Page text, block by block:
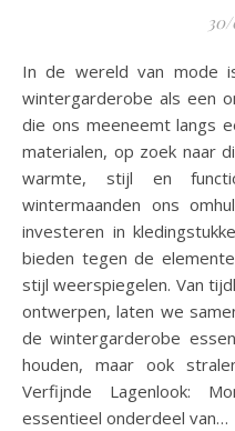
In de wereld van mode is het vinden van de perfecte
wintergarderobe als een
die ons meeneemt langs
materialen, op zoek naar
warmte, stijl en
wintermaanden ons
investeren in
bieden tegen de
stijl weerspiegelen. Van
ontwerpen, laten we
de wintergarderobe
houden, maar ook
Verfijnde Lagenlook:
essentieel onderdeel van…